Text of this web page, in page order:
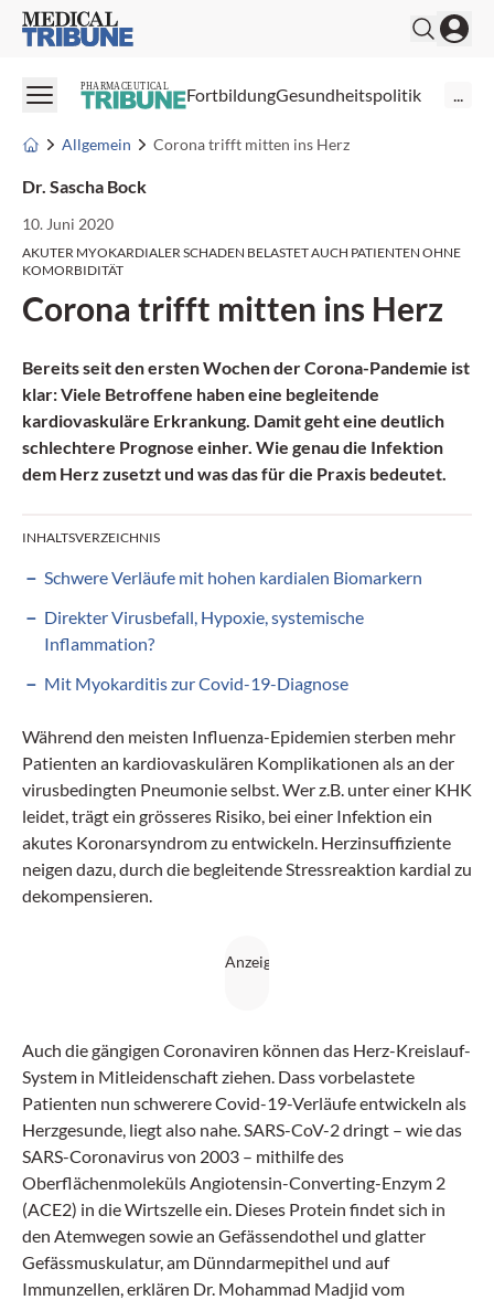
Medical Tribune
PHARMACEUTICAL FortbildungGesundheitspolitik ...
Allgemein Corona trifft mitten ins Herz
Dr. Sascha Bock
10. Juni 2020
AKUTER MYOKARDIALER SCHADEN BELASTET AUCH PATIENTEN OHNE
KOMORBIDITÄT
Corona trifft mitten ins Herz
Bereits seit den ersten Wochen der Corona­-Pandemie ist
klar: Viele Betroffene haben eine begleitende
kardiovaskuläre Erkrankung. Damit geht eine deutlich
schlechtere Pro­gnose einher. Wie genau die Infektion
dem Herz zusetzt und was das für die Praxis bedeutet.
INHALTSVERZEICHNIS
Schwere Verläufe mit hohen kardialen Biomarkern
Direkter Virusbefall, Hypoxie, systemische
Inflammation?
Mit Myokarditis zur Covid-19-Diagnose
Während den meisten Influenza-Epidemien sterben mehr
Patienten an kardio­vaskulären Komplikationen als an der
virusbedingten Pneumonie selbst. Wer z.B. unter einer KHK
leidet, trägt ein grösseres Risiko, bei einer Infektion ein
akutes Koronarsyndrom zu entwickeln. Herzinsuffiziente
neigen dazu, durch die begleitende Stressreaktion kardial zu
dekompensieren.
Auch die gängigen Coronaviren können das Herz-Kreislauf-
System in Mitleidenschaft ziehen. Dass vorbelastete
Patienten nun schwerere Covid-19-Verläufe entwickeln als
Herzgesunde, liegt also nahe. SARS-CoV-2 dringt – wie das
SARS-Coronavirus­ von 2003 – mithilfe des
Oberflächenmoleküls Angiotensin-Converting-Enzym 2
(ACE2) in die Wirtszelle ein. Dieses Protein findet sich in
den Atemwegen sowie an Gefässendothel und glatter
Gefässmuskulatur, am Dünndarmepithel und auf
Immunzellen, erklären Dr. Mohammad Madjid vom